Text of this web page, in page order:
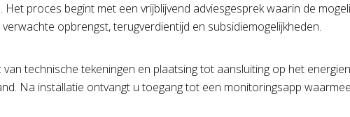
proces begint met een vrijblijvend adviesgesprek waarin de
opbrengst, terugverdientijd en subsidiemogelijkheden.
technische tekeningen en plaatsing tot aansluiting op het
Na installatie ontvangt u toegang tot een monitoringsapp